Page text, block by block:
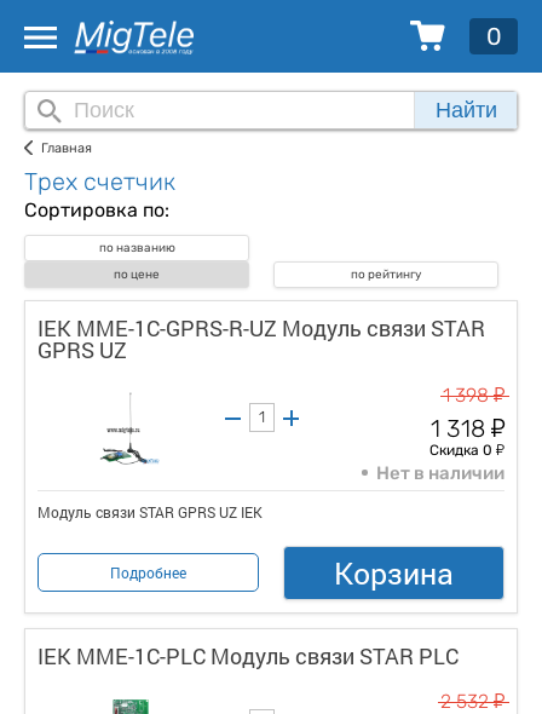
0
Найти
Главная
Трех счетчик
Сортировка по:
по названию
по цене
по рейтингу
IEK MME-1C-GPRS-R-UZ Модуль связи STAR
GPRS UZ
1 398у
1 318 у
Скидка 0 у
Нет в наличии
Модуль связи STAR GPRS UZ IEK
Подробнее Корзина
IEK MME-1C-PLC Модуль связи STAR PLC
2 532у